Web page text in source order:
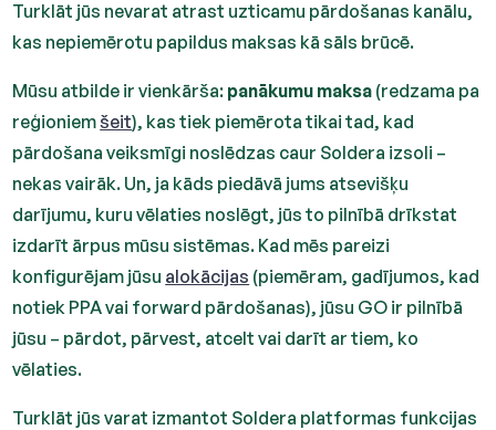
Turklāt jūs nevarat atrast uzticamu pārdošanas kanālu,
kas nepiemērotu papildus maksas kā sāls brūcē.
Mūsu atbilde ir vienkārša: panākumu maksa (redzama pa
reģioniemšeit), kas tiek piemērota tikai tad, kad
pārdošana veiksmīgi noslēdzas caur Soldera izsoli –
nekas vairāk. Un, ja kāds piedāvā jums atsevišķu
darījumu, kuru vēlaties noslēgt, jūs to pilnībā drīkstat
izdarīt ārpus mūsu sistēmas. Kad mēs pareizi
konfigurējam jūsu alokācijas (piemēram, gadījumos, kad
notiek PPA vai forward pārdošanas), jūsu GO ir pilnībā
jūsu – pārdot, pārvest, atcelt vai darīt ar tiem, ko
vēlaties.
Turklāt jūs varat izmantot Soldera platformas funkcijas